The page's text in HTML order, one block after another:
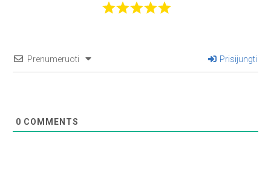
Prenumeruoti Prisijungti
0 COMMENTS